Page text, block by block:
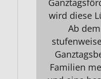
wird diese
Ab
Familien